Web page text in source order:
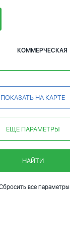
КОММЕРЧЕСКАЯ
ПОКАЗАТЬ НА КАРТЕ
ЕЩЕ ПАРАМЕТРЫ
НАЙТИ
все параметры